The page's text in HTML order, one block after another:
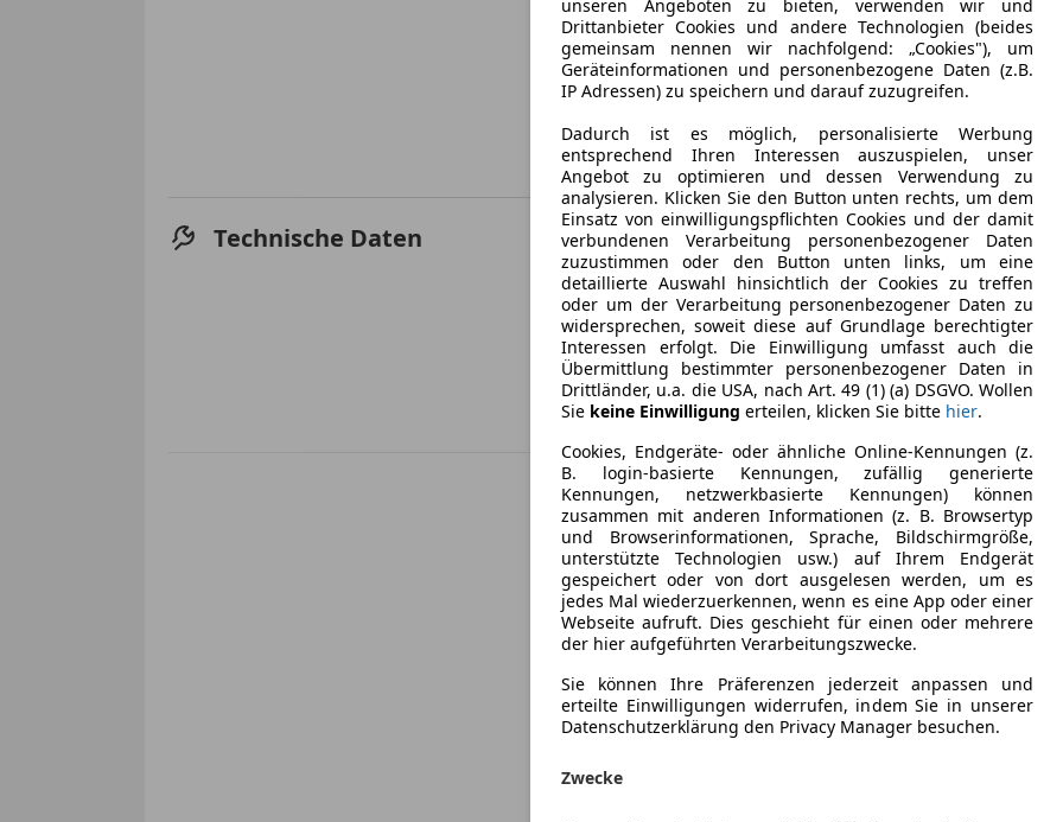
Letzte Inspektion
04/2026
Fahrzeughalter
1
Scheckheftgepflegt
Nichtraucherfahrzeug
Ja
Technische Daten Leistung
171 kW
Getriebe
Hubraum
1 996 cm³
Gänge
1
Zylinder
4
unseren Angeboten zu bieten, verwenden wir und
Drittanbieter Cookies und andere Technologien (beides
gemeinsam nennen wir nachfolgend: „Cookies"), um
Geräteinformationen und personenbezogene Daten (z.B.
IP Adressen) zu speichern und darauf zuzugreifen.
Dadurch ist es möglich, personalisierte Werbung
entsprechend Ihren Interessen auszuspielen, unser
Angebot zu optimieren und dessen Verwendung zu
analysieren. Klicken Sie den Button unten rechts, um dem
Einsatz von einwilligungspflichten Cookies und der damit
verbundenen Verarbeitung personenbezogener Daten
zuzustimmen oder den Button unten links, um eine
detaillierte Auswahl hinsichtlich der Cookies zu treffen
oder um der Verarbeitung personenbezogener Daten zu
widersprechen, soweit diese auf Grundlage berechtigter
Interessen erfolgt. Die Einwilligung umfasst auch die
Übermittlung bestimmter personenbezogener Daten in
Drittländer, u.a. die USA, nach Art. 49 (1) (a) DSGVO. Wollen
Sie keine Einwilligung erteilen, klicken Sie bitte hier.
Cookies, Endgeräte- oder ähnliche Online-Kennungen (z.
B. login-basierte Kennungen, zufällig generierte
Kennungen, netzwerkbasierte Kennungen) können
zusammen mit anderen Informationen (z. B. Browsertyp
und Browserinformationen, Sprache, Bildschirmgröße,
unterstützte Technologien usw.) auf Ihrem Endgerät
gespeichert oder von dort ausgelesen werden, um es
jedes Mal wiederzuerkennen, wenn es eine App oder einer
Webseite aufruft. Dies geschieht für einen oder mehrere
der hier aufgeführten Verarbeitungszwecke.
Sie können Ihre Präferenzen jederzeit anpassen und
erteilte Einwilligungen widerrufen, indem Sie in unserer
Datenschutzerklärung den Privacy Manager besuchen.
Zwecke